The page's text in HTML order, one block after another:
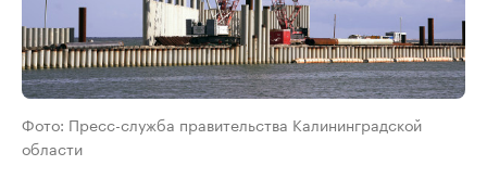
Фото: Пресс-служба правительства Калининградской
области